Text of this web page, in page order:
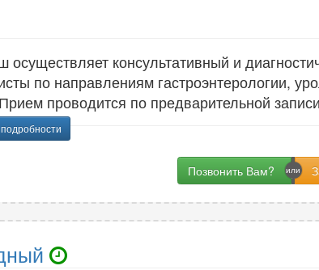
консультативный и
по направлениям гастроэнтерологии,
проводится по предварительной
Позвонить Вам?